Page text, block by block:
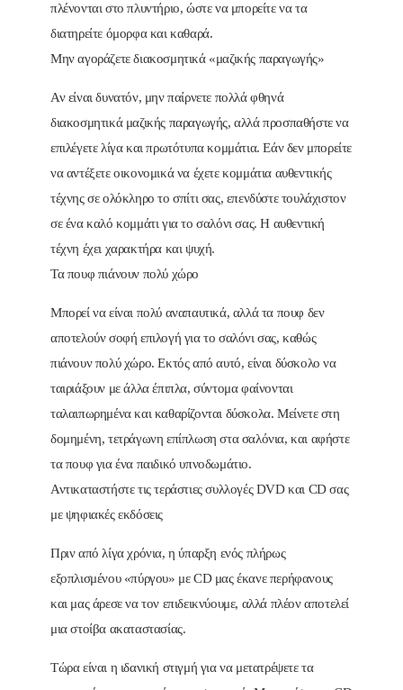
πλένονται στο πλυντήριο, ώστε να μπορείτε να τα
διατηρείτε όμορφα και καθαρά.
Μην αγοράζετε διακοσμητικά «μαζικής παραγωγής»
Αν είναι δυνατόν, μην παίρνετε πολλά φθηνά
διακοσμητικά μαζικής παραγωγής, αλλά προσπαθήστε να
επιλέγετε λίγα και πρωτότυπα κομμάτια. Εάν δεν μπορείτε
να αντέξετε οικονομικά να έχετε κομμάτια αυθεντικής
τέχνης σε ολόκληρο το σπίτι σας, επενδύστε τουλάχιστον
σε ένα καλό κομμάτι για το σαλόνι σας. Η αυθεντική
τέχνη έχει χαρακτήρα και ψυχή.
Τα πουφ πιάνουν πολύ χώρο
Μπορεί να είναι πολύ αναπαυτικά, αλλά τα πουφ δεν
αποτελούν σοφή επιλογή για το σαλόνι σας, καθώς
πιάνουν πολύ χώρο. Εκτός από αυτό, είναι δύσκολο να
ταιριάξουν με άλλα έπιπλα, σύντομα φαίνονται
ταλαιπωρημένα και καθαρίζονται δύσκολα. Μείνετε στη
δομημένη, τετράγωνη επίπλωση στα σαλόνια, και αφήστε
τα πουφ για ένα παιδικό υπνοδωμάτιο.
Αντικαταστήστε τις τεράστιες συλλογές DVD και CD σας
με ψηφιακές εκδόσεις
Πριν από λίγα χρόνια, η ύπαρξη ενός πλήρως
εξοπλισμένου «πύργου» με CD μας έκανε περήφανους
και μας άρεσε να τον επιδεικνύουμε, αλλά πλέον αποτελεί
μια στοίβα ακαταστασίας.
Τώρα είναι η ιδανική στιγμή για να μετατρέψετε τα